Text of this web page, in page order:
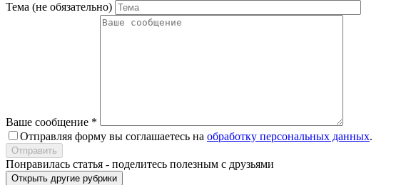
Тема (не обязательно)
Ваше сообщение *
Отправляя форму вы соглашаетесь на обработку персональных данных.
Отправить
Понравилась статья - поделитесь полезным с друзьями
Открыть другие рубрики